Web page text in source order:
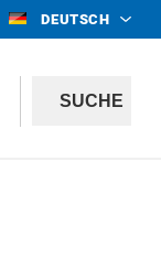
DEUTSCH